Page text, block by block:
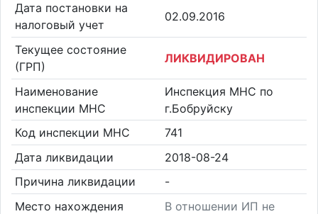
Дата постановки на
налоговый учет
02.09.2016
Текущее состояние
(ГРП)
ЛИКВИДИРОВАН
Наименование
инспекции МНС
Инспекция МНС по
г.Бобруйску
Код инспекции МНС
741
Дата ликвидации
2018-08-24
Причина ликвидации
-
Место нахождения
В отношении ИП не